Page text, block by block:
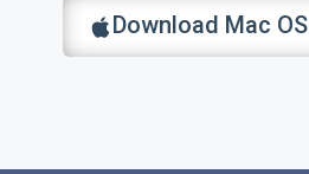
Download Mac OS